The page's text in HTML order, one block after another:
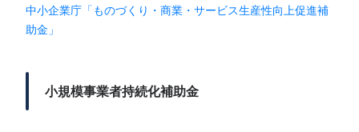
中小企業庁「ものづくり・商業・サービス生産性向上促進補
助金」
小規模事業者持続化補助金